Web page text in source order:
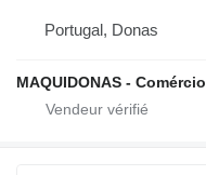
Portugal, Donas